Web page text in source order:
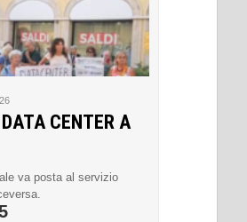
CENTER A
va posta al servizio